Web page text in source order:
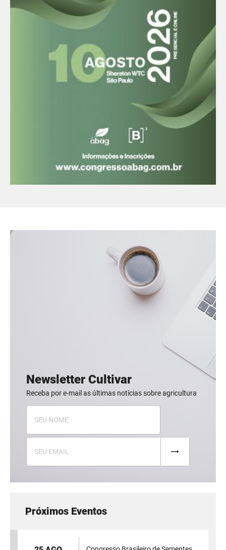
Newsletter Cultivar
Receba por e-mail as últimas notícias sobre agricultura
Próximos Eventos